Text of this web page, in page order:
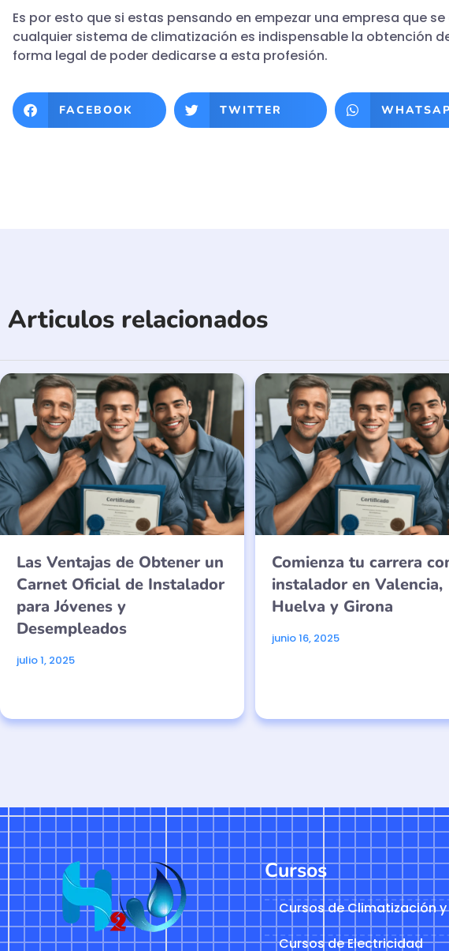
Es por esto que si estas pensando en empezar una empresa que
cualquier sistema de climatización es indispensable la obtención
forma legal de poder dedicarse a esta profesión.
FACEBOOK TWITTER
Articulos relacionados
Las Ventajas de Obtener un
Carnet Oficial de Instalador
para Jóvenes y
Desempleados
julio 1, 2025
Comienza tu carrera
instalador en Valencia,
Huelva y Girona
junio 16, 2025
Cursos
Cursos de Climatización y
Cursos de Electricidad